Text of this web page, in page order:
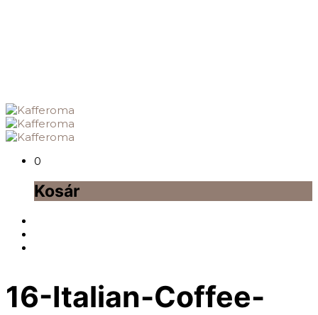
0
Kosár
16-Italian-Coffee-